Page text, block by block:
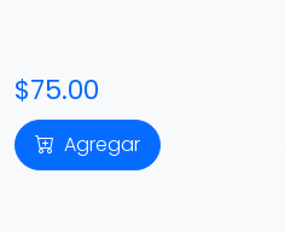
$75.00
Agregar